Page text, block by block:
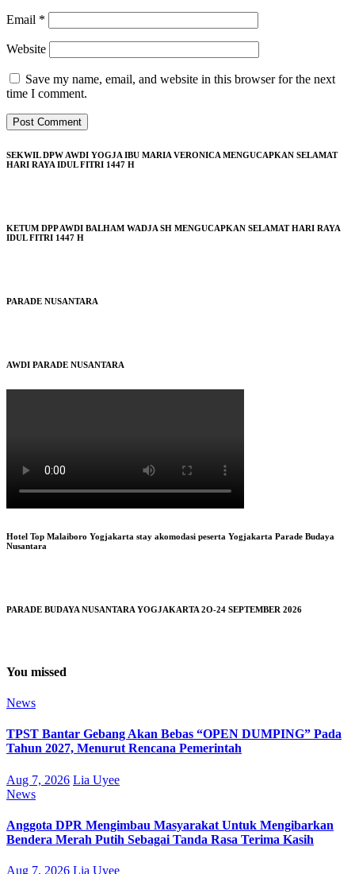
Email *
Website
Save my name, email, and website in this browser for the next
time I comment.
SEKWIL DPW AWDI YOGJA IBU MARIA VERONICA MENGUCAPKAN SELAMAT
HARI RAYA IDUL FITRI 1447 H
KETUM DPP AWDI BALHAM WADJA SH MENGUCAPKAN SELAMAT HARI RAYA
IDUL FITRI 1447 H
PARADE NUSANTARA
AWDI PARADE NUSANTARA
Hotel Top Malaiboro Yogjakarta stay akomodasi peserta Yogjakarta Parade Budaya
Nusantara
PARADE BUDAYA NUSANTARA YOGJAKARTA 2O-24 SEPTEMBER 2026
You missed
News
TPST Bantar Gebang Akan Bebas “OPEN DUMPING” Pada
Tahun 2027, Menurut Rencana Pemerintah
Aug 7, 2026 Lia Uyee
News
Anggota DPR Mengimbau Masyarakat Untuk Mengibarkan
Bendera Merah Putih Sebagai Tanda Rasa Terima Kasih
Aug 7, 2026 Lia Uyee